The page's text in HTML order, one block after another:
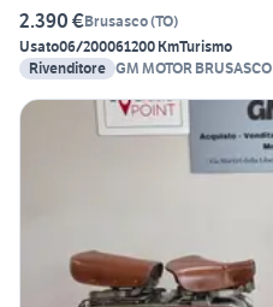
2.390 €Brusasco(TO)
Usato06/200061200 KmTurismo
Rivenditore GM MOTOR BRUSASCO